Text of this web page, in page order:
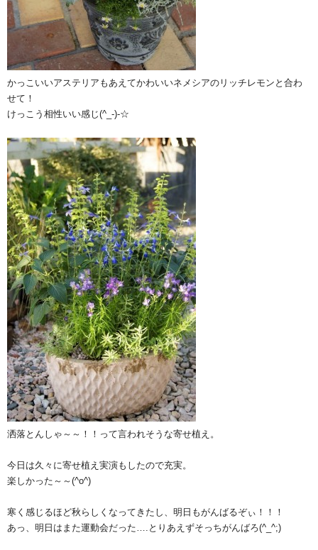
かっこいいアステリアもあえてかわいいネメシアのリッチレモンと合わ
せて！
けっこう相性いい感じ(^_-)-☆
洒落とんしゃ～～！！って言われそうな寄せ植え。
今日は久々に寄せ植え実演もしたので充実。
楽しかった～～(^o^)
寒く感じるほど秋らしくなってきたし、明日もがんばるぞぃ！！！
あっ、明日はまた運動会だった….とりあえずそっちがんばろ(^_^;)